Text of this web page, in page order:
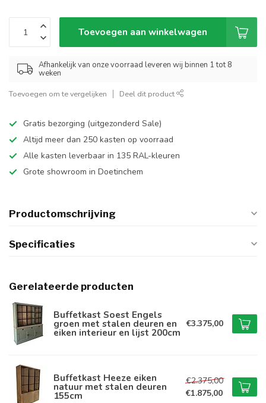
Toevoegen aan winkelwagen
Afhankelijk van onze voorraad leveren wij binnen 1 tot 8
weken
Toevoegen om te vergelijken Deel dit product
Gratis bezorging (uitgezonderd Sale)
Altijd meer dan 250 kasten op voorraad
Alle kasten leverbaar in 135 RAL-kleuren
Grote showroom in Doetinchem
Productomschrijving
Specificaties
Gerelateerde producten
Buffetkast Soest Engels
groen met stalen deuren en
eiken interieur en lijst 200cm
€3.375,00
Buffetkast Heeze eiken
natuur met stalen deuren
155cm
€2.375,00
€1.875,00